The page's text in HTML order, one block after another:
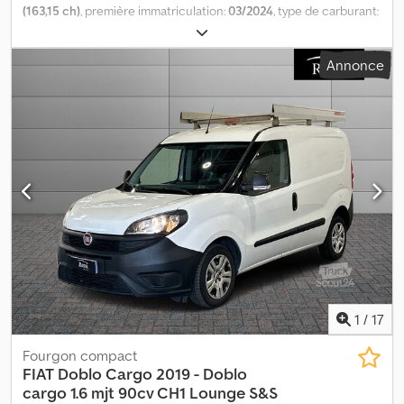
(163,15 ch), première immatriculation:03/2024, type de carburant:
, poids maximal de charge:7 kg
couleur:blanc, type d'engrenage:mécanique, classe d'émission:
Euro 6, suspension:acier, nombre de sièges:3, Équipement:
constituent pas un élément contractuel. Dwjdpfjy Tmdpsx Aqroa
Annonce
1 / 17
Fourgon compact
FIAT Doblo Cargo 2019 - Doblo
cargo 1.6 mjt 90cv CH1 Lounge S&S